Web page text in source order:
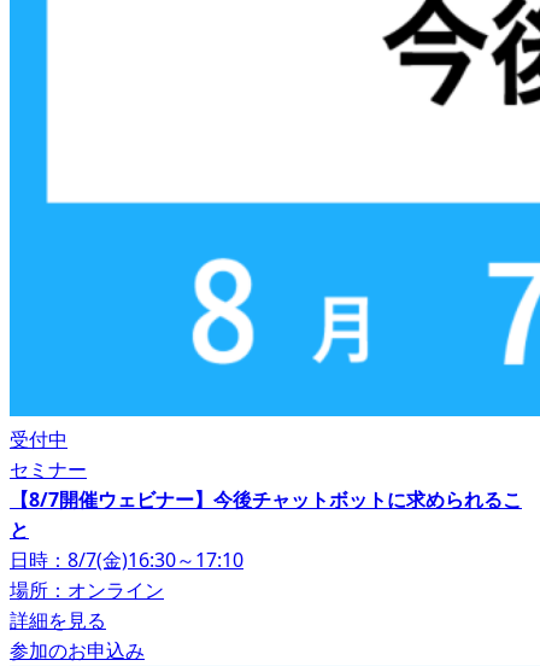
受付中
セミナー
【8/7開催ウェビナー】今後チャットボットに求められるこ
と
日時：8/7(金)16:30～17:10
場所：オンライン
詳細を見る
参加のお申込み